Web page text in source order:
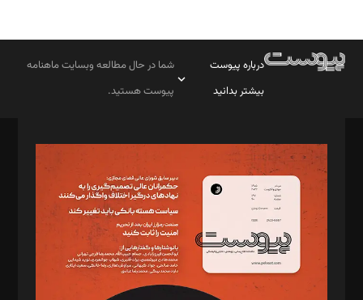
درباره پیوست
بیشتر بدانید
شما در حال مطالعه وبسایت ماهنامه
پیوست هستید.
مدیر مسئول: محمدباقر اثنی‌عشری
سردبیر: مهرک محمودی
دبیر تحریریه: میثم قاسمی
د‌بیر ناداستان: سمانه سمیع
د‌بیر خدمت و تجارت: ابوالفضل رجبی
د‌بیر حقوق فناوری: حسام‌الدین ایپکچی
د‌بیر پیوست جهان: مینا پاکدل